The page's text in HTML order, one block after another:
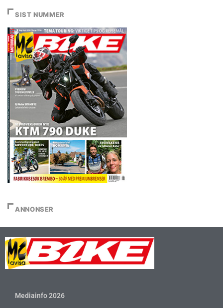
SIST NUMMER
ANNONSER
Mediainfo 2026